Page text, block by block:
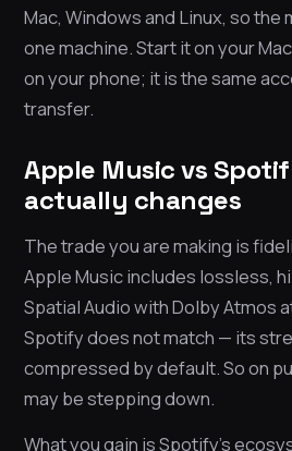
Mac, Windows and Linux, so the
one machine. Start it on your
on your phone; it is the same
transfer.
Apple Music vs
actually changes
The trade you are making is
Apple Music includes lossless,
Spatial Audio with Dolby Atmos
Spotify does not match — its
compressed by default. So on
may be stepping down.
What you gain is Spotify’s